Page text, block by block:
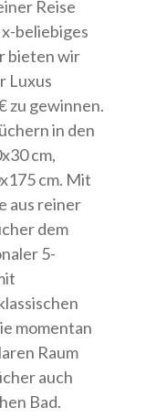
Reise
beliebiges
bieten wir
Luxus
zu gewinnen.
in den
cm,
cm. Mit
aus reiner
dem
5-
momentan
Raum
auch
Bad.